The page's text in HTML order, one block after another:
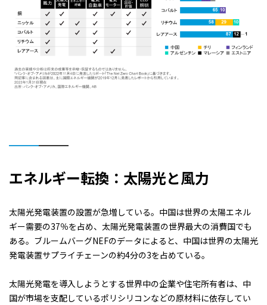
エネルギー転換：太陽光と風力
太陽光発電装置の設置が急増している。中国は世界の太陽エネル
ギー需要の37％を占め、太陽光発電装置の世界最大の消費国でも
ある。ブルームバーグNEFのデータによると、中国は世界の太陽光
発電装置サプライチェーンの約4分の3を占めている。
太陽光発電を導入しようとする世界中の企業や住宅所有者は、中
国が市場を支配しているポリシリコンなどの原材料に依存してい